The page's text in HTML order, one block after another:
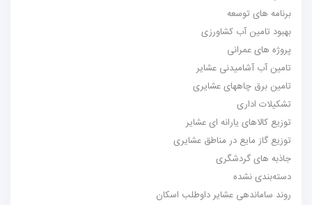
برنامه های توسعه
بهبود تامین آب کشاورزی
پروژه های عمرانی
تامین آب آشامیدنی عشایر
تامین برق چاههای عشایری
تشکیلات اداری
توزیع کالاهای یارانه ای عشایر
توزیع گاز مایع در مناطق عشایری
جاذبه های گردشگری
دسته‌بندی نشده
روند ساماندهی عشایر داوطلب اسکان